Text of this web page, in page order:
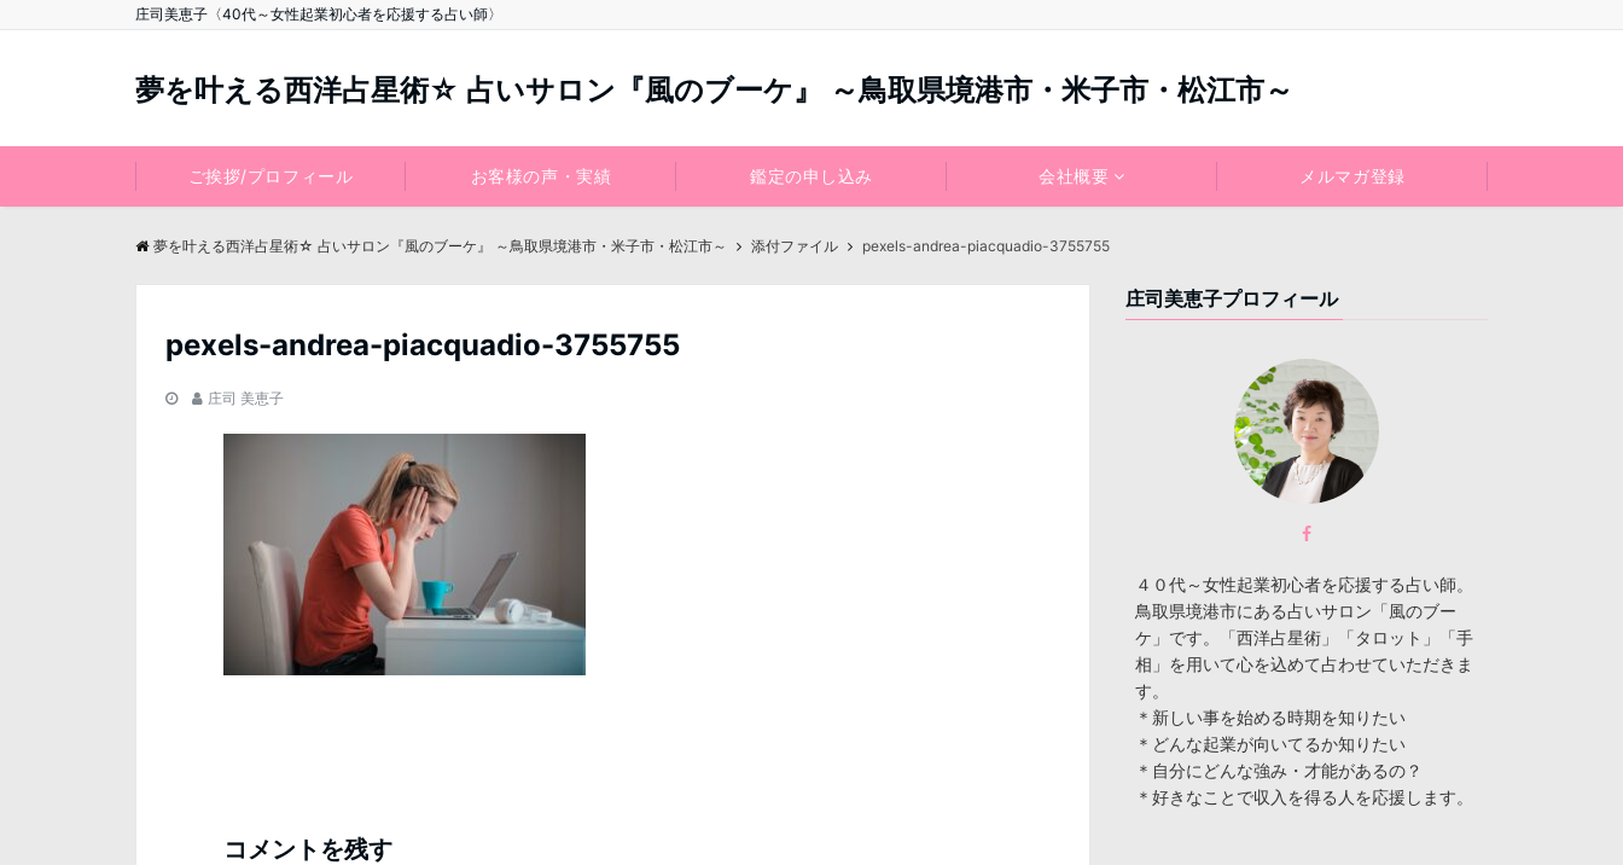
庄司美恵子〈40代～女性起業初心者を応援する占い師〉
夢を叶える西洋占星術☆ 占いサロン『風のブーケ』 ～鳥取県境港市・米子市・松江市～
ご挨拶/プロフィール お客様の声・実績 鑑定の申し込み 会社概要 メルマガ登録
夢を叶える西洋占星術☆ 占いサロン『風のブーケ』 ～鳥取県境港市・米子市・松江市～ 添付ファイル pexels-andrea-piacquadio-3755755
pexels-andrea-piacquadio-3755755
庄司 美恵子
コメントを残す
庄司美恵子プロフィール
４０代～女性起業初心者を応援する占い師。
鳥取県境港市にある占いサロン「風のブー
ケ」です。「西洋占星術」「タロット」「手
相」を用いて心を込めて占わせていただきま
す。
＊新しい事を始める時期を知りたい
＊どんな起業が向いてるか知りたい
＊自分にどんな強み・才能があるの？
＊好きなことで収入を得る人を応援します。